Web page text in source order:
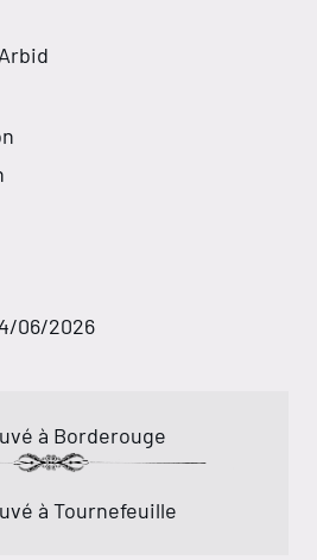
06/2026
à Borderouge
à Tournefeuille